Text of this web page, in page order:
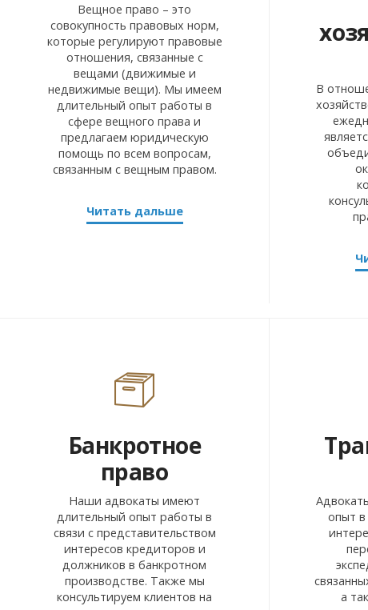
Вещное право – это
совокупность правовых норм,
которые регулируют правовые
отношения, связанные с
вещами (движимые и
недвижимые вещи). Мы имеем
длительный опыт работы в
сфере вещного права и
предлагаем юридическую
помощь по всем вопросам,
связанным с вещным правом.
Читать дальше
В
Банкротное
право
Наши адвокаты имеют
длительный опыт работы в
связи с представительством
интересов кредиторов и
должников в банкротном
производстве. Также мы
консультируем клиентов на
опыт в
а